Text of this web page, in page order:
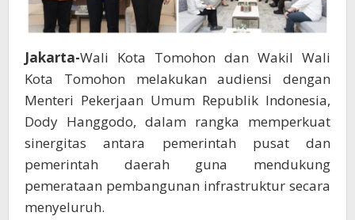
Jakarta-Wali Kota Tomohon dan Wakil Wali
Kota Tomohon melakukan audiensi dengan
Menteri Pekerjaan Umum Republik Indonesia,
Dody Hanggodo, dalam rangka memperkuat
sinergitas antara pemerintah pusat dan
pemerintah daerah guna mendukung
pemerataan pembangunan infrastruktur secara
menyeluruh.